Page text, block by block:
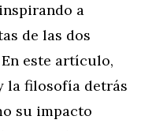
a
de las dos
este artículo,
la filosofía detrás
su impacto